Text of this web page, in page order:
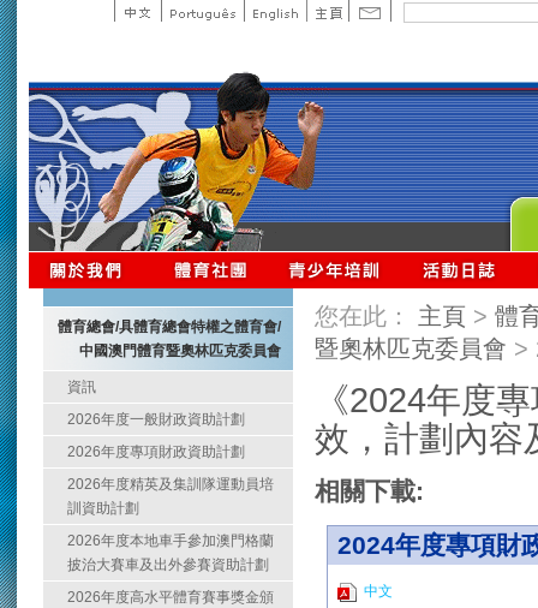
體育總會/具體育總會特權之體育會/
中國澳門體育暨奧林匹克委員會
資訊
2026年度一般財政資助計劃
2026年度專項財政資助計劃
2026年度精英及集訓隊運動員培
訓資助計劃
2026年度本地車手參加澳門格蘭
披治大賽車及出外參賽資助計劃
2026年度高水平體育賽事獎金頒
您在此： 主頁 > 體
暨奧林匹克委員會 >
《2024年度
效，計劃內容
相關下載:
2024年度專項財
中文